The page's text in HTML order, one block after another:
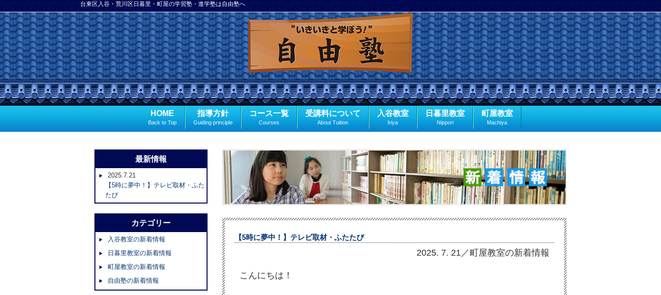
台東区入谷・荒川区日暮里・町屋の学習塾・進学塾は自由塾へ
HOME
Back to Top
指導方針
Guiding principle
コース一覧
Courses
受講料について
About Tuition
入谷教室
Iriya
日暮里教室
Nippori
町屋教室
Machiya
【5時に夢中！】テレビ取材・ふたたび
2025. 7. 21／町屋教室の新着情報
こんにちは！
最新情報
2025.7.21
【5時に夢中！】テレビ取材・ふた
たび
カテゴリー
入谷教室の新着情報
日暮里教室の新着情報
町屋教室の新着情報
自由塾の新着情報